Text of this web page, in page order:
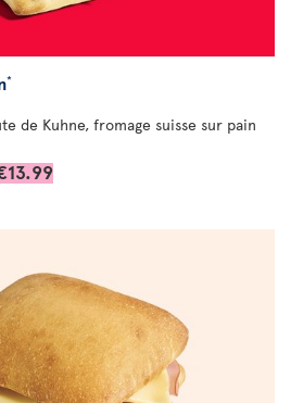
*
de Kuhne, fromage suisse sur pain